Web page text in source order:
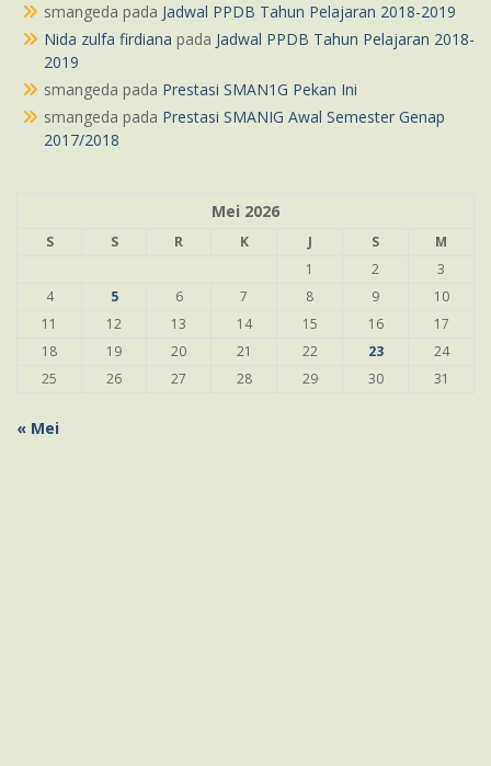
smangeda pada Jadwal PPDB Tahun Pelajaran 2018-2019
Nida zulfa firdiana pada Jadwal PPDB Tahun Pelajaran 2018-
2019
smangeda pada Prestasi SMAN1G Pekan Ini
smangeda pada Prestasi SMANIG Awal Semester Genap
2017/2018
Mei 2026
S S R K J S
M
1
2
3
4
5 6 7 8 9
10
11
12 13 14 15 16
17
18
19 20 21 22 23
24
25
26 27 28 29 30 31
« Mei